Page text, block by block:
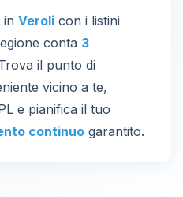
in Veroli con i listini
conta 3
il punto di
vicino a te,
e pianifica il tuo
continuo garantito.